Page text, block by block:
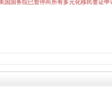
国国务院已暂停向所有多元化移民签证